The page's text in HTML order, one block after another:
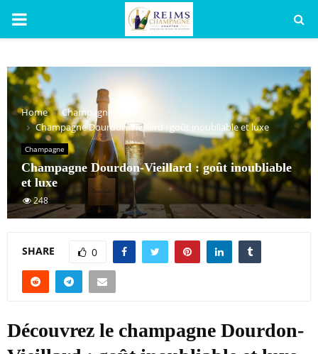
PRIMARY
Home
Champagne
Champagne Dourdon-Vieillard : goût inoubliable et luxe
Champagne
Champagne Dourdon-Vieillard : goût inoubliable
et luxe
248
SHARE 0
Découvrez le champagne Dourdon-